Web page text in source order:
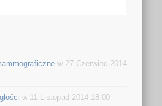
w 27 Czerwiec 2014
w 11 Listopad 2014 18:00